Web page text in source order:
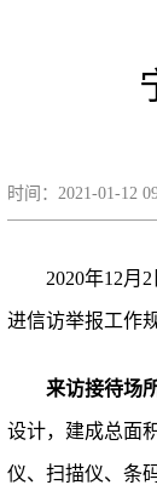
时间：2021-01-
2020年12月
进信访举报工作
来访接待场
设计，建成总面
仪、扫描仪、条